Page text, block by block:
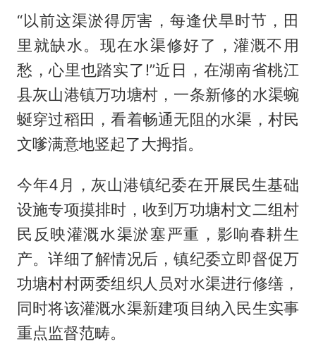
“以前这渠淤得厉害，每逢伏旱时节，田
里就缺水。现在水渠修好了，灌溉不用
愁，心里也踏实了!”近日，在湖南省桃江
县灰山港镇万功塘村，一条新修的水渠蜿
蜒穿过稻田，看着畅通无阻的水渠，村民
文嗲满意地竖起了大拇指。
今年4月，灰山港镇纪委在开展民生基础
设施专项摸排时，收到万功塘村文二组村
民反映灌溉水渠淤塞严重，影响春耕生
产。详细了解情况后，镇纪委立即督促万
功塘村村两委组织人员对水渠进行修缮，
同时将该灌溉水渠新建项目纳入民生实事
重点监督范畴。